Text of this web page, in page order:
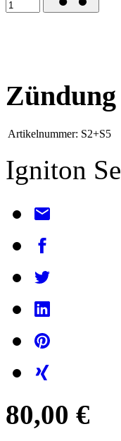
Artikelnummer: S2+S5
Igniton
80,00 €